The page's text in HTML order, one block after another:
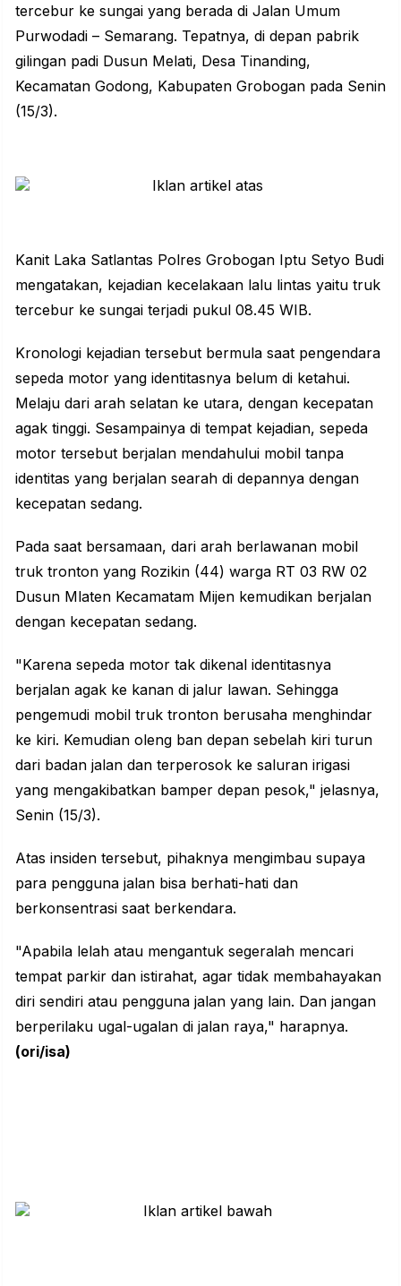
tercebur ke sungai yang berada di Jalan Umum
Purwodadi – Semarang. Tepatnya, di depan pabrik
gilingan padi Dusun Melati, Desa Tinanding,
Kecamatan Godong, Kabupaten Grobogan pada Senin
(15/3).
Kanit Laka Satlantas Polres Grobogan Iptu Setyo Budi
mengatakan, kejadian kecelakaan lalu lintas yaitu truk
tercebur ke sungai terjadi pukul 08.45 WIB.
Kronologi kejadian tersebut bermula saat pengendara
sepeda motor yang identitasnya belum di ketahui.
Melaju dari arah selatan ke utara, dengan kecepatan
agak tinggi. Sesampainya di tempat kejadian, sepeda
motor tersebut berjalan mendahului mobil tanpa
identitas yang berjalan searah di depannya dengan
kecepatan sedang.
Pada saat bersamaan, dari arah berlawanan mobil
truk tronton yang Rozikin (44) warga RT 03 RW 02
Dusun Mlaten Kecamatam Mijen kemudikan berjalan
dengan kecepatan sedang.
"Karena sepeda motor tak dikenal identitasnya
berjalan agak ke kanan di jalur lawan. Sehingga
pengemudi mobil truk tronton berusaha menghindar
ke kiri. Kemudian oleng ban depan sebelah kiri turun
dari badan jalan dan terperosok ke saluran irigasi
yang mengakibatkan bamper depan pesok," jelasnya,
Senin (15/3).
Atas insiden tersebut, pihaknya mengimbau supaya
para pengguna jalan bisa berhati-hati dan
berkonsentrasi saat berkendara.
"Apabila lelah atau mengantuk segeralah mencari
tempat parkir dan istirahat, agar tidak membahayakan
diri sendiri atau pengguna jalan yang lain. Dan jangan
berperilaku ugal-ugalan di jalan raya," harapnya.
(ori/isa)